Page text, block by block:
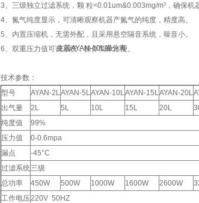
3、三级独立过滤系统，颗 粒<0.01um&0.003mg/m³，确保机
4、氮气纯度显示，可清晰观察机器产氮气的纯度，精度高。
5、内置压缩机，无需外配，且采用悬空隔音系统，噪音小。
6、双重压力值可调系统，操作简单方便。
技术参数：
型号
AYAN-2LAYAN-5LAYAN-10LAYAN-15LAYAN-20L
出气量
2L 5L 10L 15L 20L
纯度值
99%
压力值
0-0.6mpa
漏点
-45°C
过滤系统三级
总功率
450W 500W 1000W 1600W 2600W
工作电压220V 50HZ